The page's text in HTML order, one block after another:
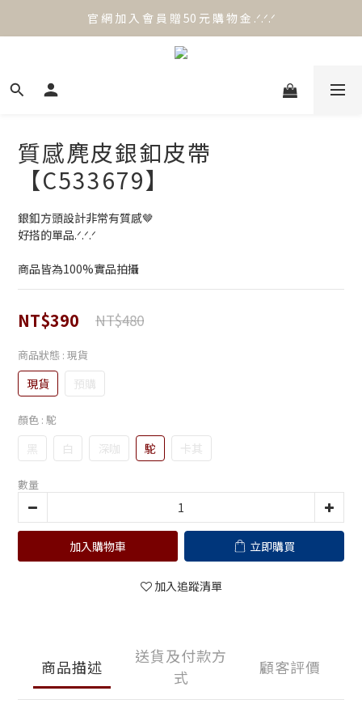
官 網 加 入 會 員 贈 50 元 購 物 金 .ᐟ.ᐟ.ᐟ
官 網 加 入 會 員 贈 50 元 購 物 金 .ᐟ.ᐟ.ᐟ
⟡.·*. 滿 NT.1000 免 運 費 ꔛ♡
質感麂皮銀釦皮帶
【C533679】
銀釦方頭設計非常有質感🤎
好搭的單品.ᐟ.ᐟ.ᐟ
商品皆為100%實品拍攝
NT$390 NT$480
商品狀態 : 現貨
現貨 預購
顏色 : 駝
黑 白 深咖 駝 卡其
數量
加入購物車 立即購買
加入追蹤清單
商品描述
送貨及付款方
式
顧客評價